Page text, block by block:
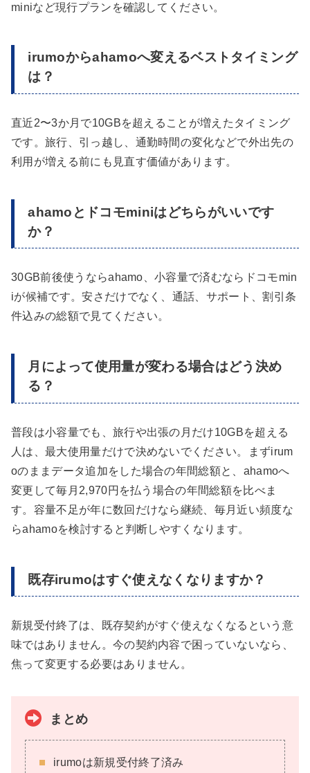
miniなど現行プランを確認してください。
irumoからahamoへ変えるベストタイミング
は？
直近2〜3か月で10GBを超えることが増えたタイミング
です。旅行、引っ越し、通勤時間の変化などで外出先の
利用が増える前にも見直す価値があります。
ahamoとドコモminiはどちらがいいです
か？
30GB前後使うならahamo、小容量で済むならドコモmin
iが候補です。安さだけでなく、通話、サポート、割引条
件込みの総額で見てください。
月によって使用量が変わる場合はどう決め
る？
普段は小容量でも、旅行や出張の月だけ10GBを超える
人は、最大使用量だけで決めないでください。まずirum
oのままデータ追加をした場合の年間総額と、ahamoへ
変更して毎月2,970円を払う場合の年間総額を比べま
す。容量不足が年に数回だけなら継続、毎月近い頻度な
らahamoを検討すると判断しやすくなります。
既存irumoはすぐ使えなくなりますか？
新規受付終了は、既存契約がすぐ使えなくなるという意
味ではありません。今の契約内容で困っていないなら、
焦って変更する必要はありません。
まとめ
irumoは新規受付終了済み